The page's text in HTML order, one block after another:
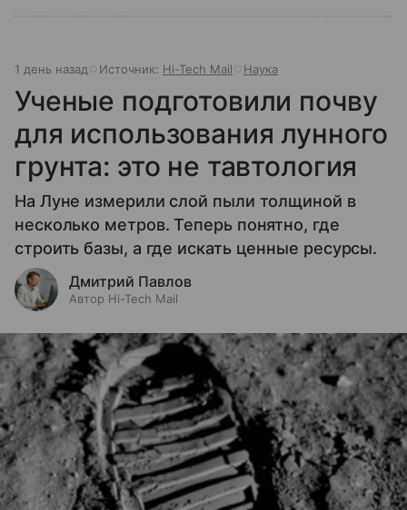
1 день назад Источник: Hi-Tech Mail Наука
Ученые подготовили почву
для использования лунного
грунта: это не тавтология
На Луне измерили слой пыли толщиной в
несколько метров. Теперь понятно, где
строить базы, а где искать ценные ресурсы.
Дмитрий Павлов
Автор Hi-Tech Mail